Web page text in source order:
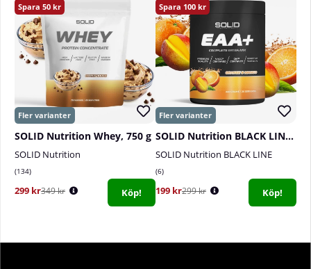
50
SOLID Nutrition Whey, 750 g
SOLID Nutrition
134
299 kr349 kr Köp!
100
SOLID Nutrition BLACK LINE EAA+, 440 g
SOLID Nutrition BLACK LINE
6
199 kr299 kr Köp!